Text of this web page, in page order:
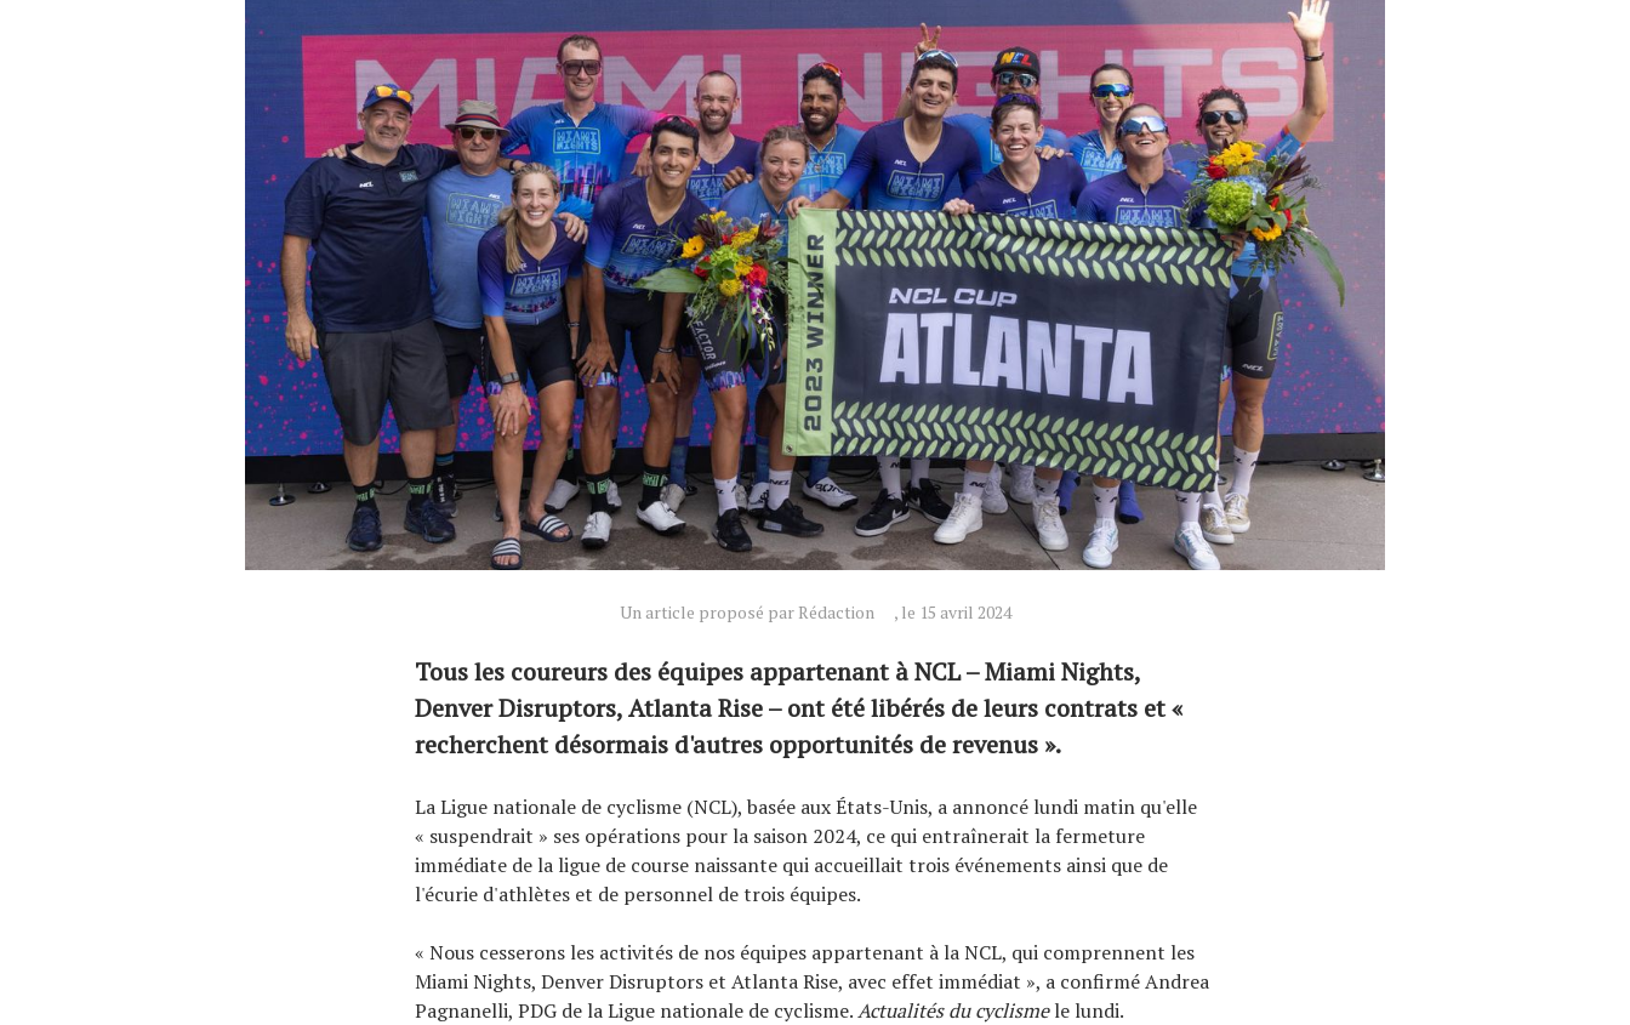
Un article proposé par Rédaction , le 15 avril 2024
Tous les coureurs des équipes appartenant à NCL – Miami Nights,
Denver Disruptors, Atlanta Rise – ont été libérés de leurs contrats et «
recherchent désormais d'autres opportunités de revenus ».
La Ligue nationale de cyclisme (NCL), basée aux États-Unis, a annoncé lundi matin qu'elle
« suspendrait » ses opérations pour la saison 2024, ce qui entraînerait la fermeture
immédiate de la ligue de course naissante qui accueillait trois événements ainsi que de
l'écurie d'athlètes et de personnel de trois équipes.
« Nous cesserons les activités de nos équipes appartenant à la NCL, qui comprennent les
Miami Nights, Denver Disruptors et Atlanta Rise, avec effet immédiat », a confirmé Andrea
Pagnanelli, PDG de la Ligue nationale de cyclisme.Actualités du cyclismele lundi.